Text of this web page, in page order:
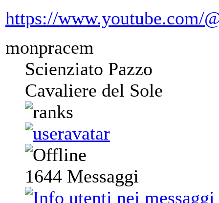
https://www.youtube.com/
monpracem
Scienziato Pazzo
Cavaliere del Sole
1644 Messaggi